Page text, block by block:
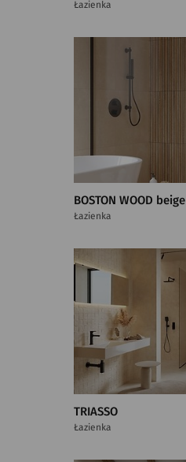
Łazienka
BOSTON WOOD beige
Łazienka
TRIASSO
Łazienka